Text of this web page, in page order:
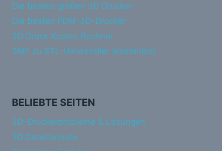
Die besten großen 3D Drucker
Die besten FDM-3D-Drucker
3D Druck Kosten Rechner
3MF zu STL-Umwandler (kostenlos)
BELIEBTE SEITEN
3D-Druckerprobleme & Lösungen
3D Dateiformate